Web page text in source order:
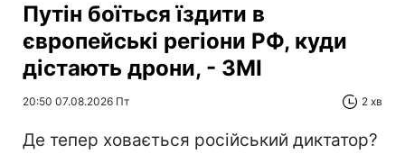
Путін боїться їздити в
європейські регіони РФ, куди
дістають дрони, - ЗМІ
20:50 07.08.2026 Пт 2 хв
Де тепер ховається російський диктатор?